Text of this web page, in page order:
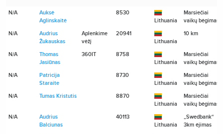
N/A
Auksė
Aglinskaitė
8530
Lithuania
Marsiečiai
vaikų bėgimas
N/A
Audrius
Žukauskas
Aplenkime
vėžį
20941
Lithuania
10 km
N/A
Thomas
Jasiūnas
360IT
8758
Lithuania
Marsiečiai
vaikų bėgimas
N/A
Patricija
Staraite
8730
Lithuania
Marsiečiai
vaikų bėgimas
N/A
Tumas Kristutis
8870
Lithuania
Marsiečiai
vaikų bėgimas
N/A
Audrius
Balciunas
40113
Lithuania
„Swedbank“
3km ėjimas